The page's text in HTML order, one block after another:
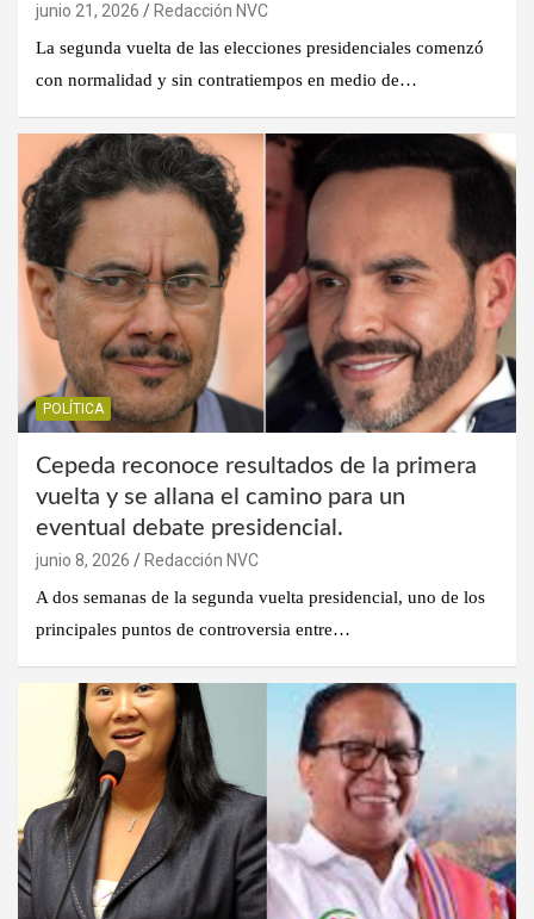
junio 21, 2026
Redacción NVC
La segunda vuelta de las elecciones presidenciales comenzó
con normalidad y sin contratiempos en medio de…
POLÍTICA
Cepeda reconoce resultados de la primera
vuelta y se allana el camino para un
eventual debate presidencial.
junio 8, 2026
Redacción NVC
A dos semanas de la segunda vuelta presidencial, uno de los
principales puntos de controversia entre…